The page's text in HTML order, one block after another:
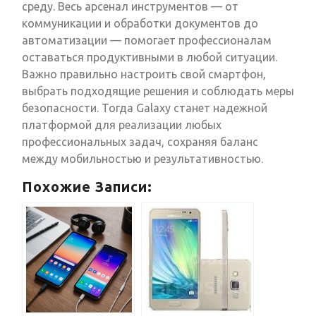
среду. Весь арсенал инструментов — от
коммуникации и обработки документов до
автоматизации — помогает профессионалам
оставаться продуктивными в любой ситуации.
Важно правильно настроить свой смартфон,
выбрать подходящие решения и соблюдать меры
безопасности. Тогда Galaxy станет надежной
платформой для реализации любых
профессиональных задач, сохраняя баланс
между мобильностью и результативностью.
Похожие Записи: